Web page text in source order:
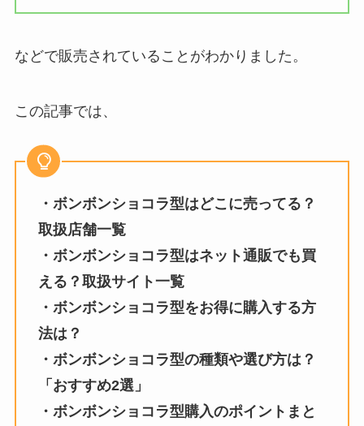
などで販売されていることがわかりました。
この記事では、
・ボンボンショコラ型はどこに売ってる？
取扱店舗一覧
・ ボンボンショコラ型はネット通販でも買
える？取扱サイト一覧
・ ボンボンショコラ型をお得に購入する方
法は？
・ ボンボンショコラ型の種類や選び方は？
「おすすめ2選」
・ ボンボンショコラ型購入のポイントまと